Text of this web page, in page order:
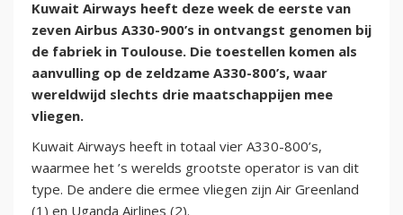
Kuwait Airways heeft deze week de eerste van
zeven Airbus A330-900’s in ontvangst genomen bij
de fabriek in Toulouse. Die toestellen komen als
aanvulling op de zeldzame A330-800’s, waar
wereldwijd slechts drie maatschappijen mee
vliegen.
Kuwait Airways heeft in totaal vier A330-800’s,
waarmee het ’s werelds grootste operator is van dit
type. De andere die ermee vliegen zijn Air Greenland
(1) en Uganda Airlines (2).